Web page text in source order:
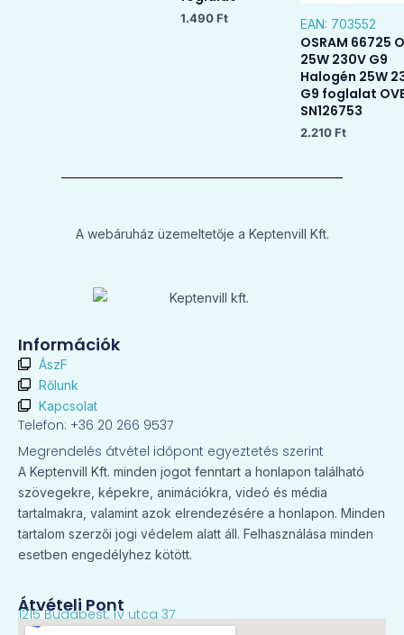
1.490 Ft EAN: 703552
OSRAM 66725
25W 230V G9
Halogén 25W
G9 foglalat
SN126753
2.210 Ft
A webáruház üzemeltetője a Keptenvill Kft.
Információk
ÁszF
Rőlunk
Kapcsolat
Telefon: +36 20 266 9537
Megrendelés átvétel időpont egyeztetés szerint
A Keptenvill Kft. minden jogot fenntart a honlapon található
szövegekre, képekre, animációkra, videó és média
tartalmakra, valamint azok elrendezésére a honlapon. Minden
tartalom szerzői jogi védelem alatt áll. Felhasználása minden
esetben engedélyhez kötött.
Átvételi Pont
1215 Budapest, Ív utca 37